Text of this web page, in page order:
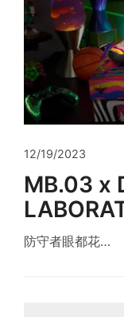
12/19/2023
MB.03 x
防守者眼都花…